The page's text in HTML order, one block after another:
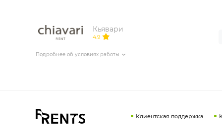
Кьявари
4.9
Подробнее об условиях работы
Клиентская поддержка